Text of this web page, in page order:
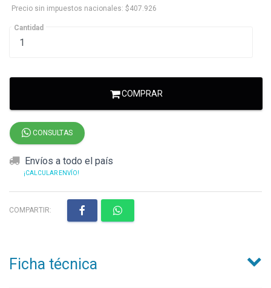
Precio sin impuestos nacionales: $407.926
Cantidad
COMPRAR
CONSULTAS
Envíos a todo el país
¡CALCULAR ENVÍO!
COMPARTIR:
Ficha técnica